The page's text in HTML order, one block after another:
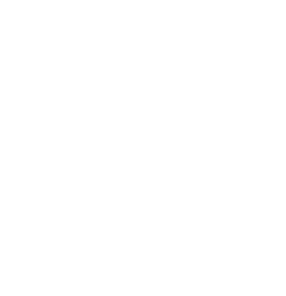
se aos LORDS OF ACID; prepara